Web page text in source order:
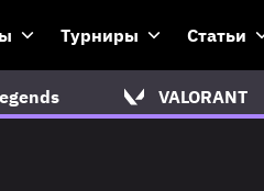
Турниры Статьи
VALORANT